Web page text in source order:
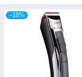
–18%